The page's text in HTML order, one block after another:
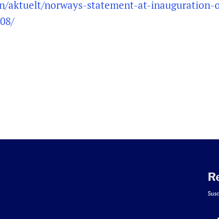
aktuelt/norways-statement-at-inauguration-